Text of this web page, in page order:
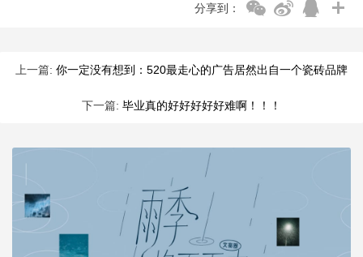
分享到：
上一篇: 你一定没有想到：520最走心的广告居然出自一个瓷砖品牌
下一篇: 毕业真的好好好好好难啊！！！